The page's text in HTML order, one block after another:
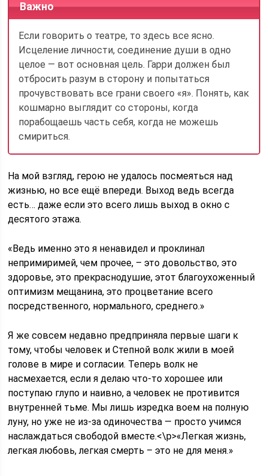
Важно
Если говорить о театре, то здесь все ясно.
Исцеление личности, соединение души в одно
целое — вот основная цель. Гарри должен был
отбросить разум в сторону и попытаться
прочувствовать все грани своего «я». Понять, как
кошмарно выглядит со стороны, когда
порабощаешь часть себя, когда не можешь
смириться.
На мой взгляд, герою не удалось посмеяться над
жизнью, но все ещё впереди. Выход ведь всегда
есть… даже если это всего лишь выход в окно с
десятого этажа.
«Ведь именно это я ненавидел и проклинал
непримиримей, чем прочее, – это довольство, это
здоровье, это прекраснодушие, этот благоухоженный
оптимизм мещанина, это процветание всего
посредственного, нормального, среднего.»
Я же совсем недавно предприняла первые шаги к
тому, чтобы человек и Степной волк жили в моей
голове в мире и согласии. Теперь волк не
насмехается, если я делаю что-то хорошее или
поступаю глупо и наивно, а человек не противится
внутренней тьме. Мы лишь изредка воем на полную
луну, но уже не из-за одиночества — просто учимся
наслаждаться свободой вместе.<\p>«Легкая жизнь,
легкая любовь, легкая смерть – это не для меня.»